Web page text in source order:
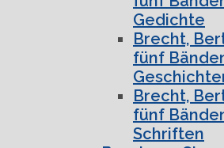
Gedichte
Brecht,
fünf
Brecht,
fünf
Schriften